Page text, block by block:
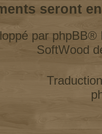
seront
par phpBB®
SoftWood